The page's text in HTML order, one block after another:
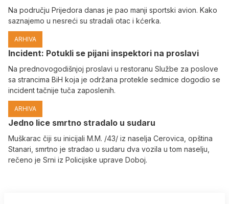
Na području Prijedora danas je pao manji sportski avion. Kako
saznajemo u nesreći su stradali otac i kćerka.
ARHIVA
Incident: Potukli se pijani inspektori na proslavi
Na prednovogodišnjoj proslavi u restoranu Službe za poslove
sa strancima BiH koja je održana protekle sedmice dogodio se
incident tačnije tuča zaposlenih.
ARHIVA
Јedno lice smrtno stradalo u sudaru
Muškarac čiji su inicijali M.M. /43/ iz naselja Cerovica, opština
Stanari, smrtno je stradao u sudaru dva vozila u tom naselju,
rečeno je Srni iz Policijske uprave Doboj.